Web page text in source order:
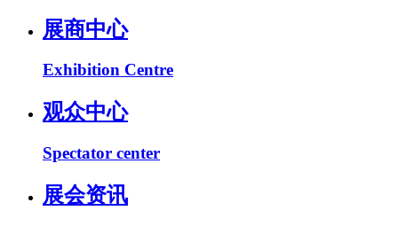
展商中心
Exhibition Centre
观众中心
Spectator center
展会资讯